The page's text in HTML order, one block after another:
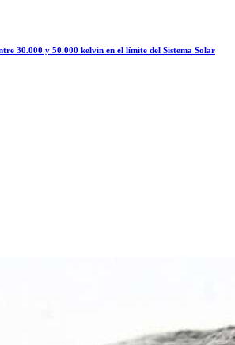
30.000 y 50.000 kelvin en el límite del Sistema Solar